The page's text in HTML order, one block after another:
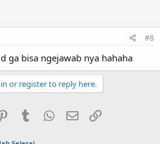
#8
ga bisa ngejawab nya hahaha
or register to reply here.
PinterestTumblr WhatsApp
Email